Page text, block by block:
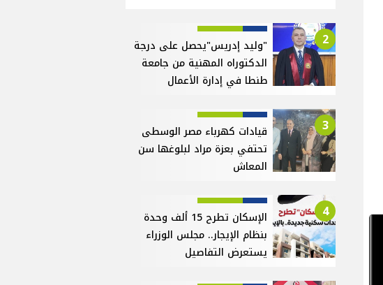
2
"وليد إدريس"يحصل على درجة
الدكتوراه المهنية من جامعة
طنطا في إدارة الأعمال
3
قيادات كهرباء مصر الوسطى
تحتفي بعزة مراد لبلوغها سن
المعاش
4
الإسكان تطرح 15 ألف وحدة
بنظام الإيجار.. مجلس الوزراء
يستعرض التفاصيل